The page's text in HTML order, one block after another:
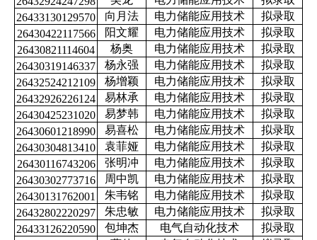
26433130129570
向月法 电力储能应用技术
拟录取
26430422117566
阳文耀 电力储能应用技术
拟录取
26430821114604
杨奥 电力储能应用技术
拟录取
26430319146337
杨永强 电力储能应用技术
拟录取
26432524212109
杨增颖 电力储能应用技术
拟录取
26432926226124
易林承 电力储能应用技术
拟录取
26430425231020
易梦韩 电力储能应用技术
拟录取
26430601218990
易喜松 电力储能应用技术
拟录取
26430304813410
袁菲娅 电力储能应用技术
拟录取
26430116743206
张明冲 电力储能应用技术
拟录取
26430302773716
周中凯 电力储能应用技术
拟录取
26430131762001
朱韦铭 电力储能应用技术
拟录取
26432802220297
朱忠敏 电力储能应用技术
拟录取
26433126220590
包坤杰 电气自动化技术
拟录取